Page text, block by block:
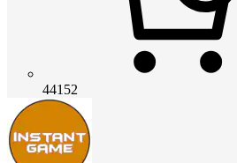
44152